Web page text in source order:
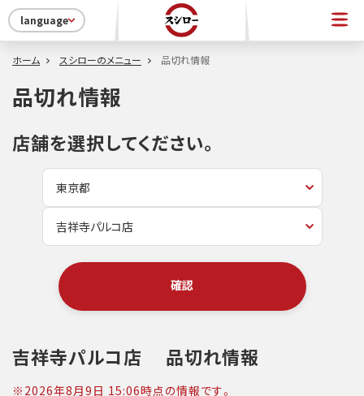
language
ホーム スシローのメニュー 品切れ情報
品切れ情報
店舗を選択してください。
確認
吉祥寺パルコ店 品切れ情報
※ 2026年8月9日 15:06時点の情報です。